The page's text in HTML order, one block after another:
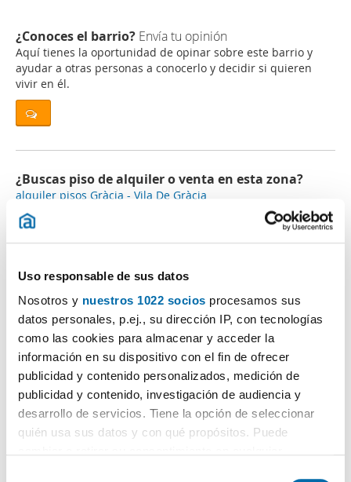
Uso responsable de sus datos
Nosotros y nuestros 1022 socios procesamos sus
datos personales, p.ej., su dirección IP, con tecnologías
como las cookies para almacenar y acceder la
información en su dispositivo con el fin de ofrecer
publicidad y contenido personalizados, medición de
publicidad y contenido, investigación de audiencia y
desarrollo de servicios. Tiene la opción de seleccionar
quién usa sus datos y con qué propósitos. Puede
¿Conoces el barrio? Envía tu opinión
Aquí tienes la oportunidad de opinar sobre este barrio y
ayudar a otras personas a conocerlo y decidir si quieren
vivir en él.
¿Buscas piso de alquiler o venta en esta zona?
alquiler pisos Gràcia - Vila De Gràcia
alquiler pisos La Vila De Gràcia
Opiniones (20)
El millor barri de Barcelona
Es como indica su nombre una Vila, casi, casi hay
calles donde siguen viviendo después de varias
generaciones
Poca cosa, el incivismo del que no es del barrio
Anna quevive aquí, lo recomienda aSolteros o parejas jóvenes